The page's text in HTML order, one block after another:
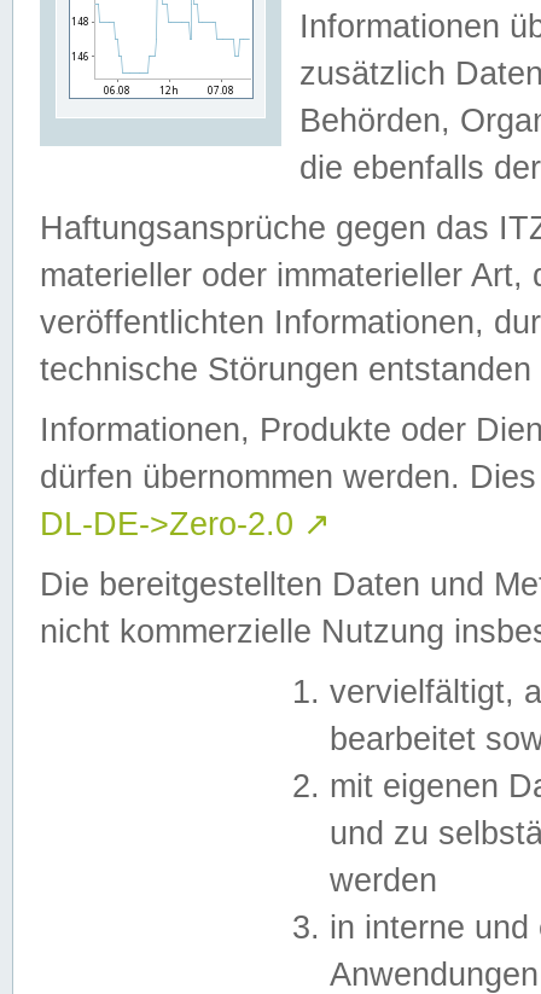
Informationen
zusätzlich
Behörden,
die ebenfalls
Haftungsansprüche gegen das
materieller oder immaterieller
veröffentlichten Informationen,
technische Störungen
Informationen, Produkte oder
dürfen übernommen werden.
DL-DE->Zero-2.0 ↗
Die bereitgestellten Daten und
nicht kommerzielle Nutzung
vervielfältigt,
bearbeitet
mit eigenen
und zu
werden
in interne